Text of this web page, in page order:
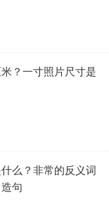
？一寸照片尺寸是
么？非常的反义词
句